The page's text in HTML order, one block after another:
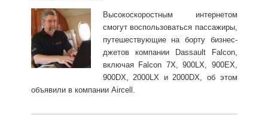
Высокоскоростным интернетом
смогут воспользоваться пассажиры,
путешествующие на борту бизнес-
джетов компании Dassault Falcon,
включая Falcon 7X, 900LX, 900EX,
900DX, 2000LX и 2000DX, об этом
объявили в компании Aircell.